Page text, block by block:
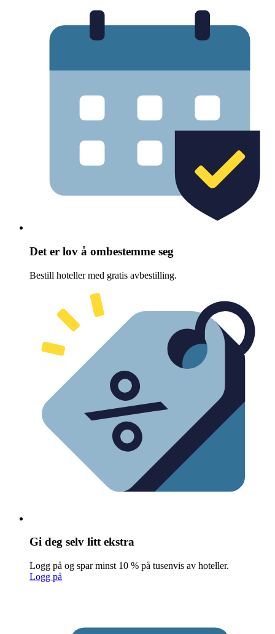
Det er lov å ombestemme seg
Bestill hoteller med gratis avbestilling.
Gi deg selv litt ekstra
Logg på og spar minst 10 % på tusenvis av hoteller.
Logg på